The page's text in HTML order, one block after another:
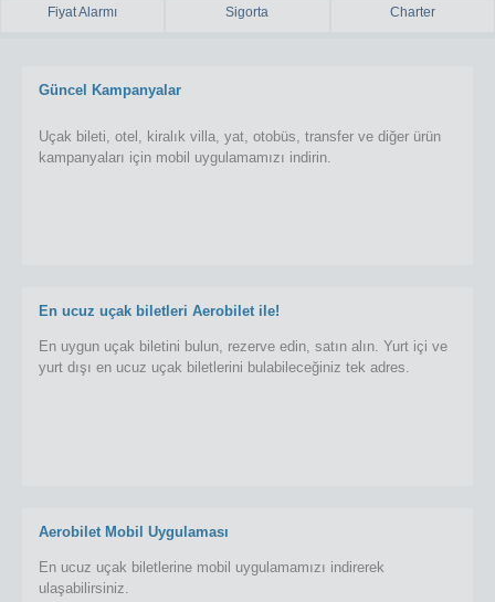
Fiyat Alarmı Sigorta Charter
Güncel Kampanyalar
Uçak bileti, otel, kiralık villa, yat, otobüs, transfer ve diğer ürün
kampanyaları için mobil uygulamamızı indirin.
En ucuz uçak biletleri Aerobilet ile!
En uygun uçak biletini bulun, rezerve edin, satın alın. Yurt içi ve
yurt dışı en ucuz uçak biletlerini bulabileceğiniz tek adres.
Aerobilet Mobil Uygulaması
En ucuz uçak biletlerine mobil uygulamamızı indirerek
ulaşabilirsiniz.